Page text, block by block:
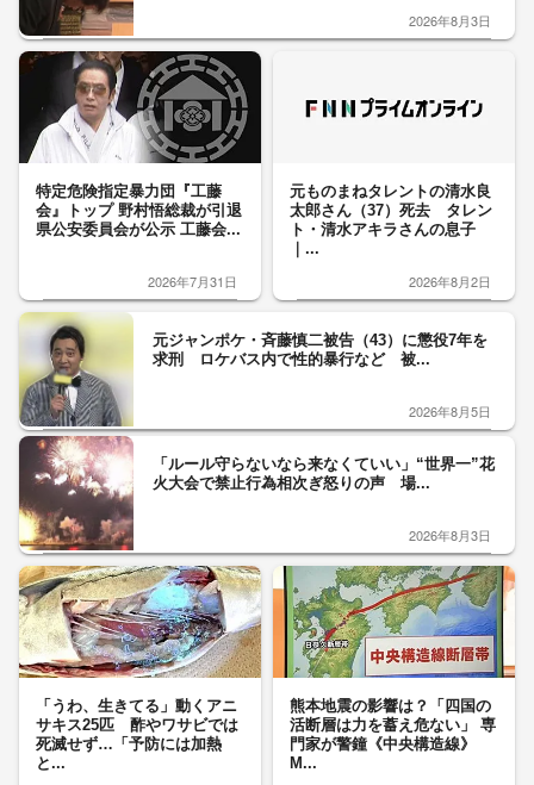
2026年8月3日
特定危険指定暴力団『工藤
会』トップ 野村悟総裁が引退
県公安委員会が公示 工藤会...
2026年7月31日
元ものまねタレントの清水良
太郎さん（37）死去 タレン
ト・清水アキラさんの息子
｜...
2026年8月2日
元ジャンポケ・斉藤慎二被告（43）に懲役7年を
求刑 ロケバス内で性的暴行など 被...
2026年8月5日
「ルール守らないなら来なくていい」“世界一”花
火大会で禁止行為相次ぎ怒りの声 場...
2026年8月3日
「うわ、生きてる」動くアニ
サキス25匹 酢やワサビでは
死滅せず…「予防には加熱
と...
熊本地震の影響は？「四国の
活断層は力を蓄え危ない」 専
門家が警鐘《中央構造線》
M...